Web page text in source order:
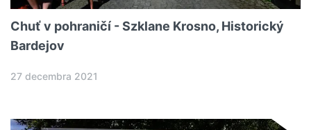
Chuť v pohraničí - Szklane Krosno, Historický
Bardejov
27 decembra 2021